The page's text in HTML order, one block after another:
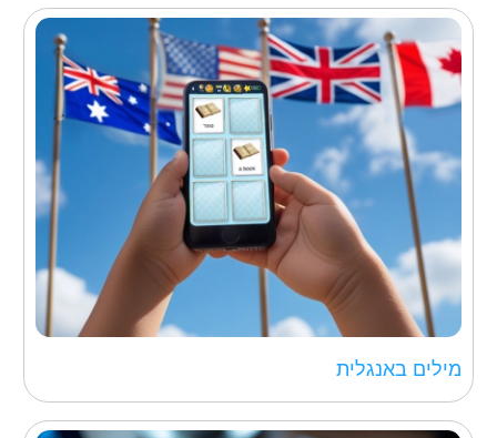
מילים באנגלית